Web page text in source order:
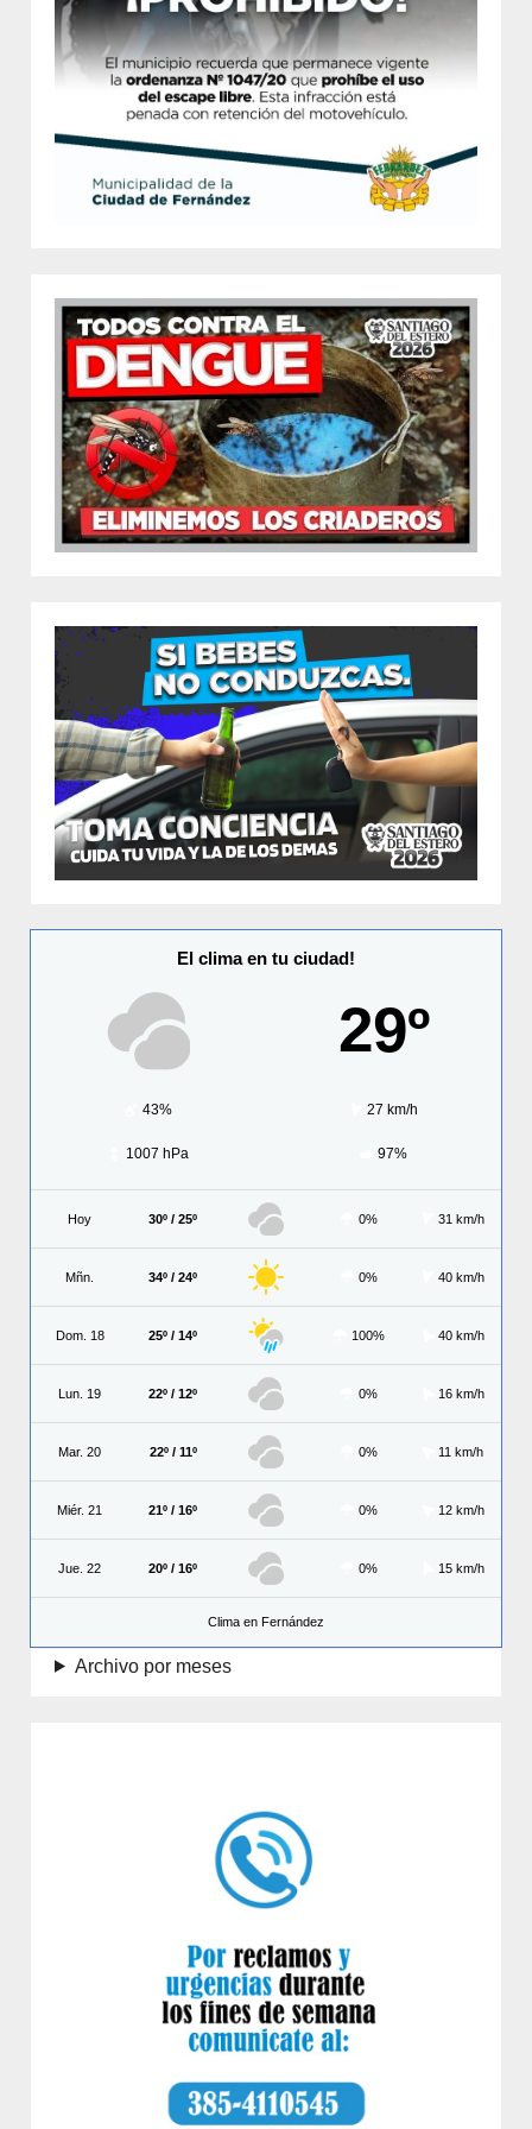
El clima en tu ciudad!
29º
43% 27 km/h
1007 hPa 97%
Hoy 30º / 25º 0% 31 km/h
Mñn. 34º / 24º 0% 40 km/h
Dom. 18 25º / 14º 100% 40 km/h
Lun. 19 22º / 12º 0% 16 km/h
Mar. 20 22º / 11º 0% 11 km/h
Miér. 21 21º / 16º 0% 12 km/h
Jue. 22 20º / 16º 0% 15 km/h
Clima en Fernández
Archivo por meses